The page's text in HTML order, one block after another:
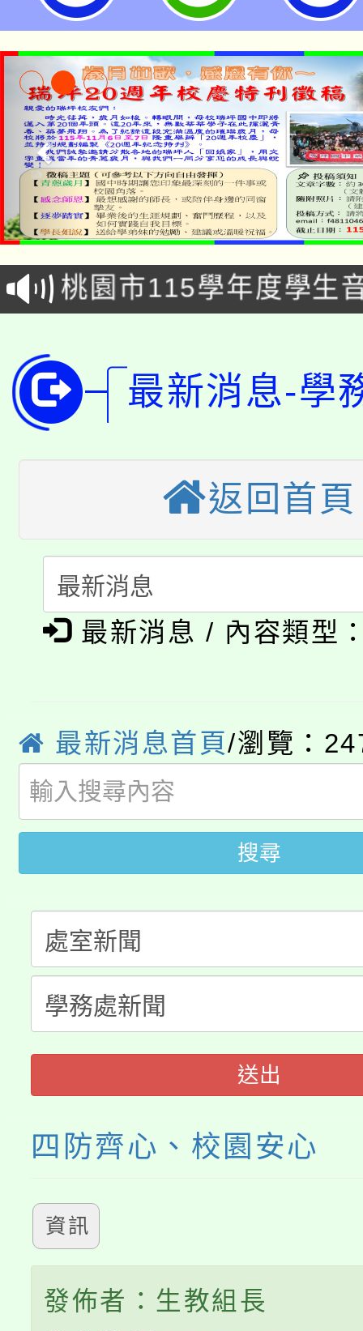
公告本校115學年度第
代理(課)教師甄選結果(
「2026金融保險知識
車」活動
桃園市115學年度學生
生本土語及新住民語歌
公告本校115學年度第
代理(課)教師甄選結果(
公告本校115學年度第
代理(課)教師甄選結果(
轉知中國文化大學推廣
程，歡迎學生輔導中心
心理、諮商輔導、社會
系所師生報名參加。
縣市「校園短影音徵
踴躍報名參加。
桃園市115學年度學生
「桃園市補助參觀特色
展演活動實施計畫」
115年度「教育部表揚
義教育推展貢獻獎」
公告本校115學年度第
代理(課)教師甄選結果(
「2026金融保險知識
生本土語及新住民語歌
代理(課)教師甄選結果(
公告本校115學年度第
代理(課)教師甄選結果(
轉知中國文化大學推廣
《TA101》溝通分析基
心理、諮商輔導、社會
系所師生報名參加。
轉知苗栗縣政府辦理
門員」簡章及活動海報
踴躍報名參加。
桃園市115學年度學生
要點
「桃園市補助參觀特色
展演活動實施計畫」
115年度「教育部表揚
義教育推展貢獻獎」
最新消息-學
返回首頁
最新消息 / 內容類型
最新消息首頁/瀏覽：
搜尋
送出
四防齊心、校園安心
資訊
發佈者：生教組長